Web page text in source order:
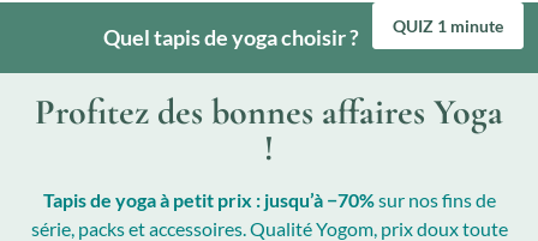
Quel tapis de yoga choisir ? QUIZ 1 minute
Profitez des bonnes affaires Yoga
!
Tapis de yoga à petit prix : jusqu’à −70%sur nos fins de
série, packs et accessoires. Qualité Yogom, prix doux toute